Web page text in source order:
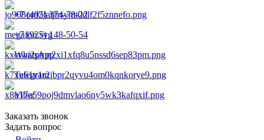
+7 (495) 374-78-22
+7 (925) 148-50-54
WhatsApp
Telegram
Viber
Заказать звонок
Задать вопрос